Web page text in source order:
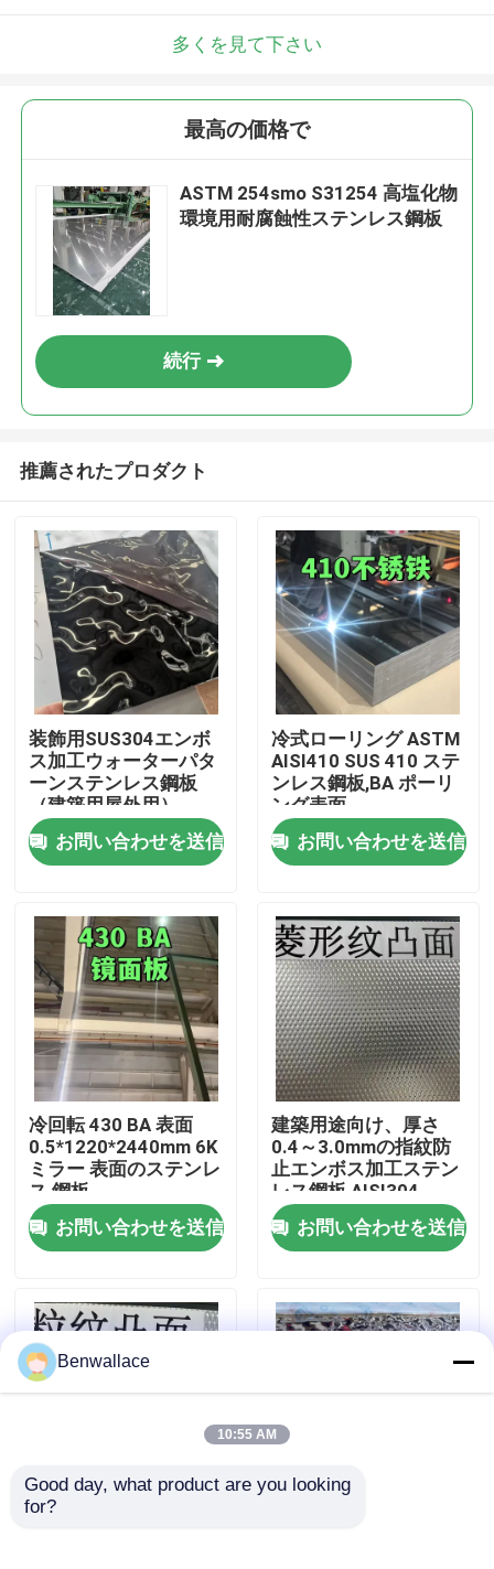
家へ
製品
ビデオ
わたしたち に つい て
工場ツアー
連絡 ください
事件
多くを見て下さい
最高の価格で
ASTM 254smo S31254 高塩化物
環境用耐腐蝕性ステンレス鋼板
続行
推薦されたプロダクト
装飾用SUS304エンボ
ス加工ウォーターパタ
ーンステンレス鋼板
（建築用屋外用）
お問い合わせを送信
冷式ローリング ASTM
AISI410 SUS 410 ステ
ンレス鋼板,BA ポーリ
ング表面
0.8*1220*2440
お問い合わせを送信
冷回転 430 BA 表面
0.5*1220*2440mm 6K
ミラー 表面のステンレ
ス 鋼板
お問い合わせを送信
建築用途向け、厚さ
0.4～3.0mmの指紋防
止エンボス加工ステン
レス鋼板 AISI304
お問い合わせを送信
A
Benwallace
10:55 AM
Good day, what product are you looking
for?